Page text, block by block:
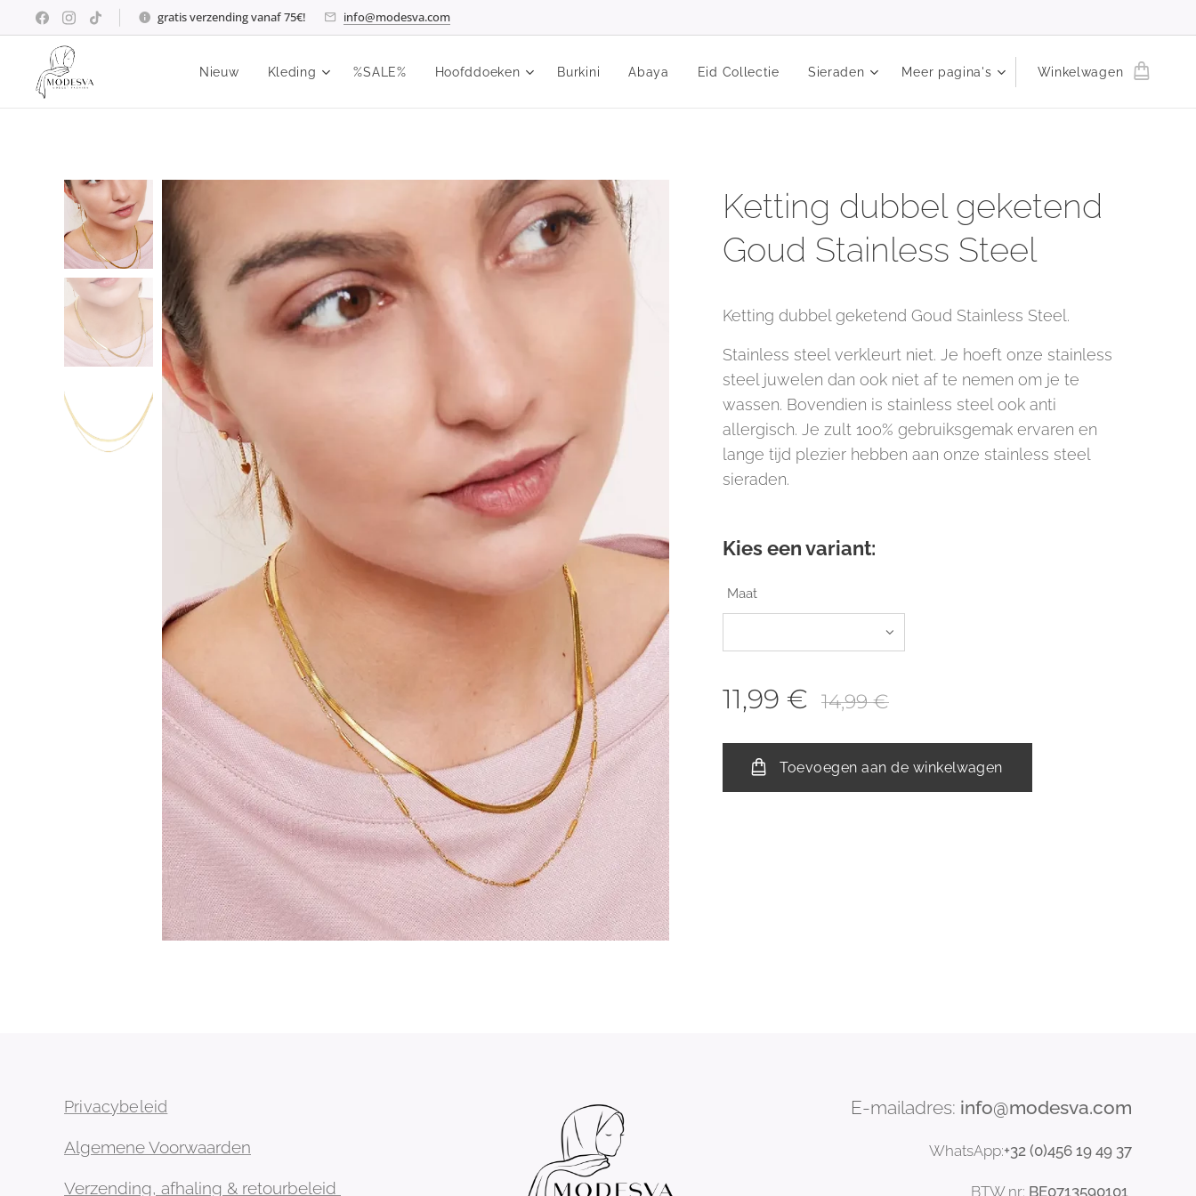
gratis verzending vanaf 75€! info@modesva.com
Nieuw Kleding %SALE% Hoofddoeken Burkini Abaya Eid Collectie Sieraden Meer pagina's Winkelwagen
Ketting dubbel geketend
Goud Stainless Steel
Ketting dubbel geketend Goud Stainless Steel.
Stainless steel verkleurt niet. Je hoeft onze stainless
steel juwelen dan ook niet af te nemen om je te
wassen. Bovendien is stainless steel ook anti
allergisch. Je zult 100% gebruiksgemak ervaren en
lange tijd plezier hebben aan onze stainless steel
sieraden.
Kies een variant:
Maat
11,99 € 14,99€
Toevoegen aan de winkelwagen
Privacybeleid
Algemene Voorwaarden
Verzending, afhaling & retourbeleid
E-mailadres: info@modesva.com
WhatsApp:+32 (0)456 1949 37
BTW nr: BE0713590101